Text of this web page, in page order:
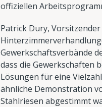
offiziellen
Patrick Dury,
Gewerkschaftsverbände
dass die Gewerkschaften
Lösungen für eine
ähnliche Demonstration
Stahlriesen abgestimmt